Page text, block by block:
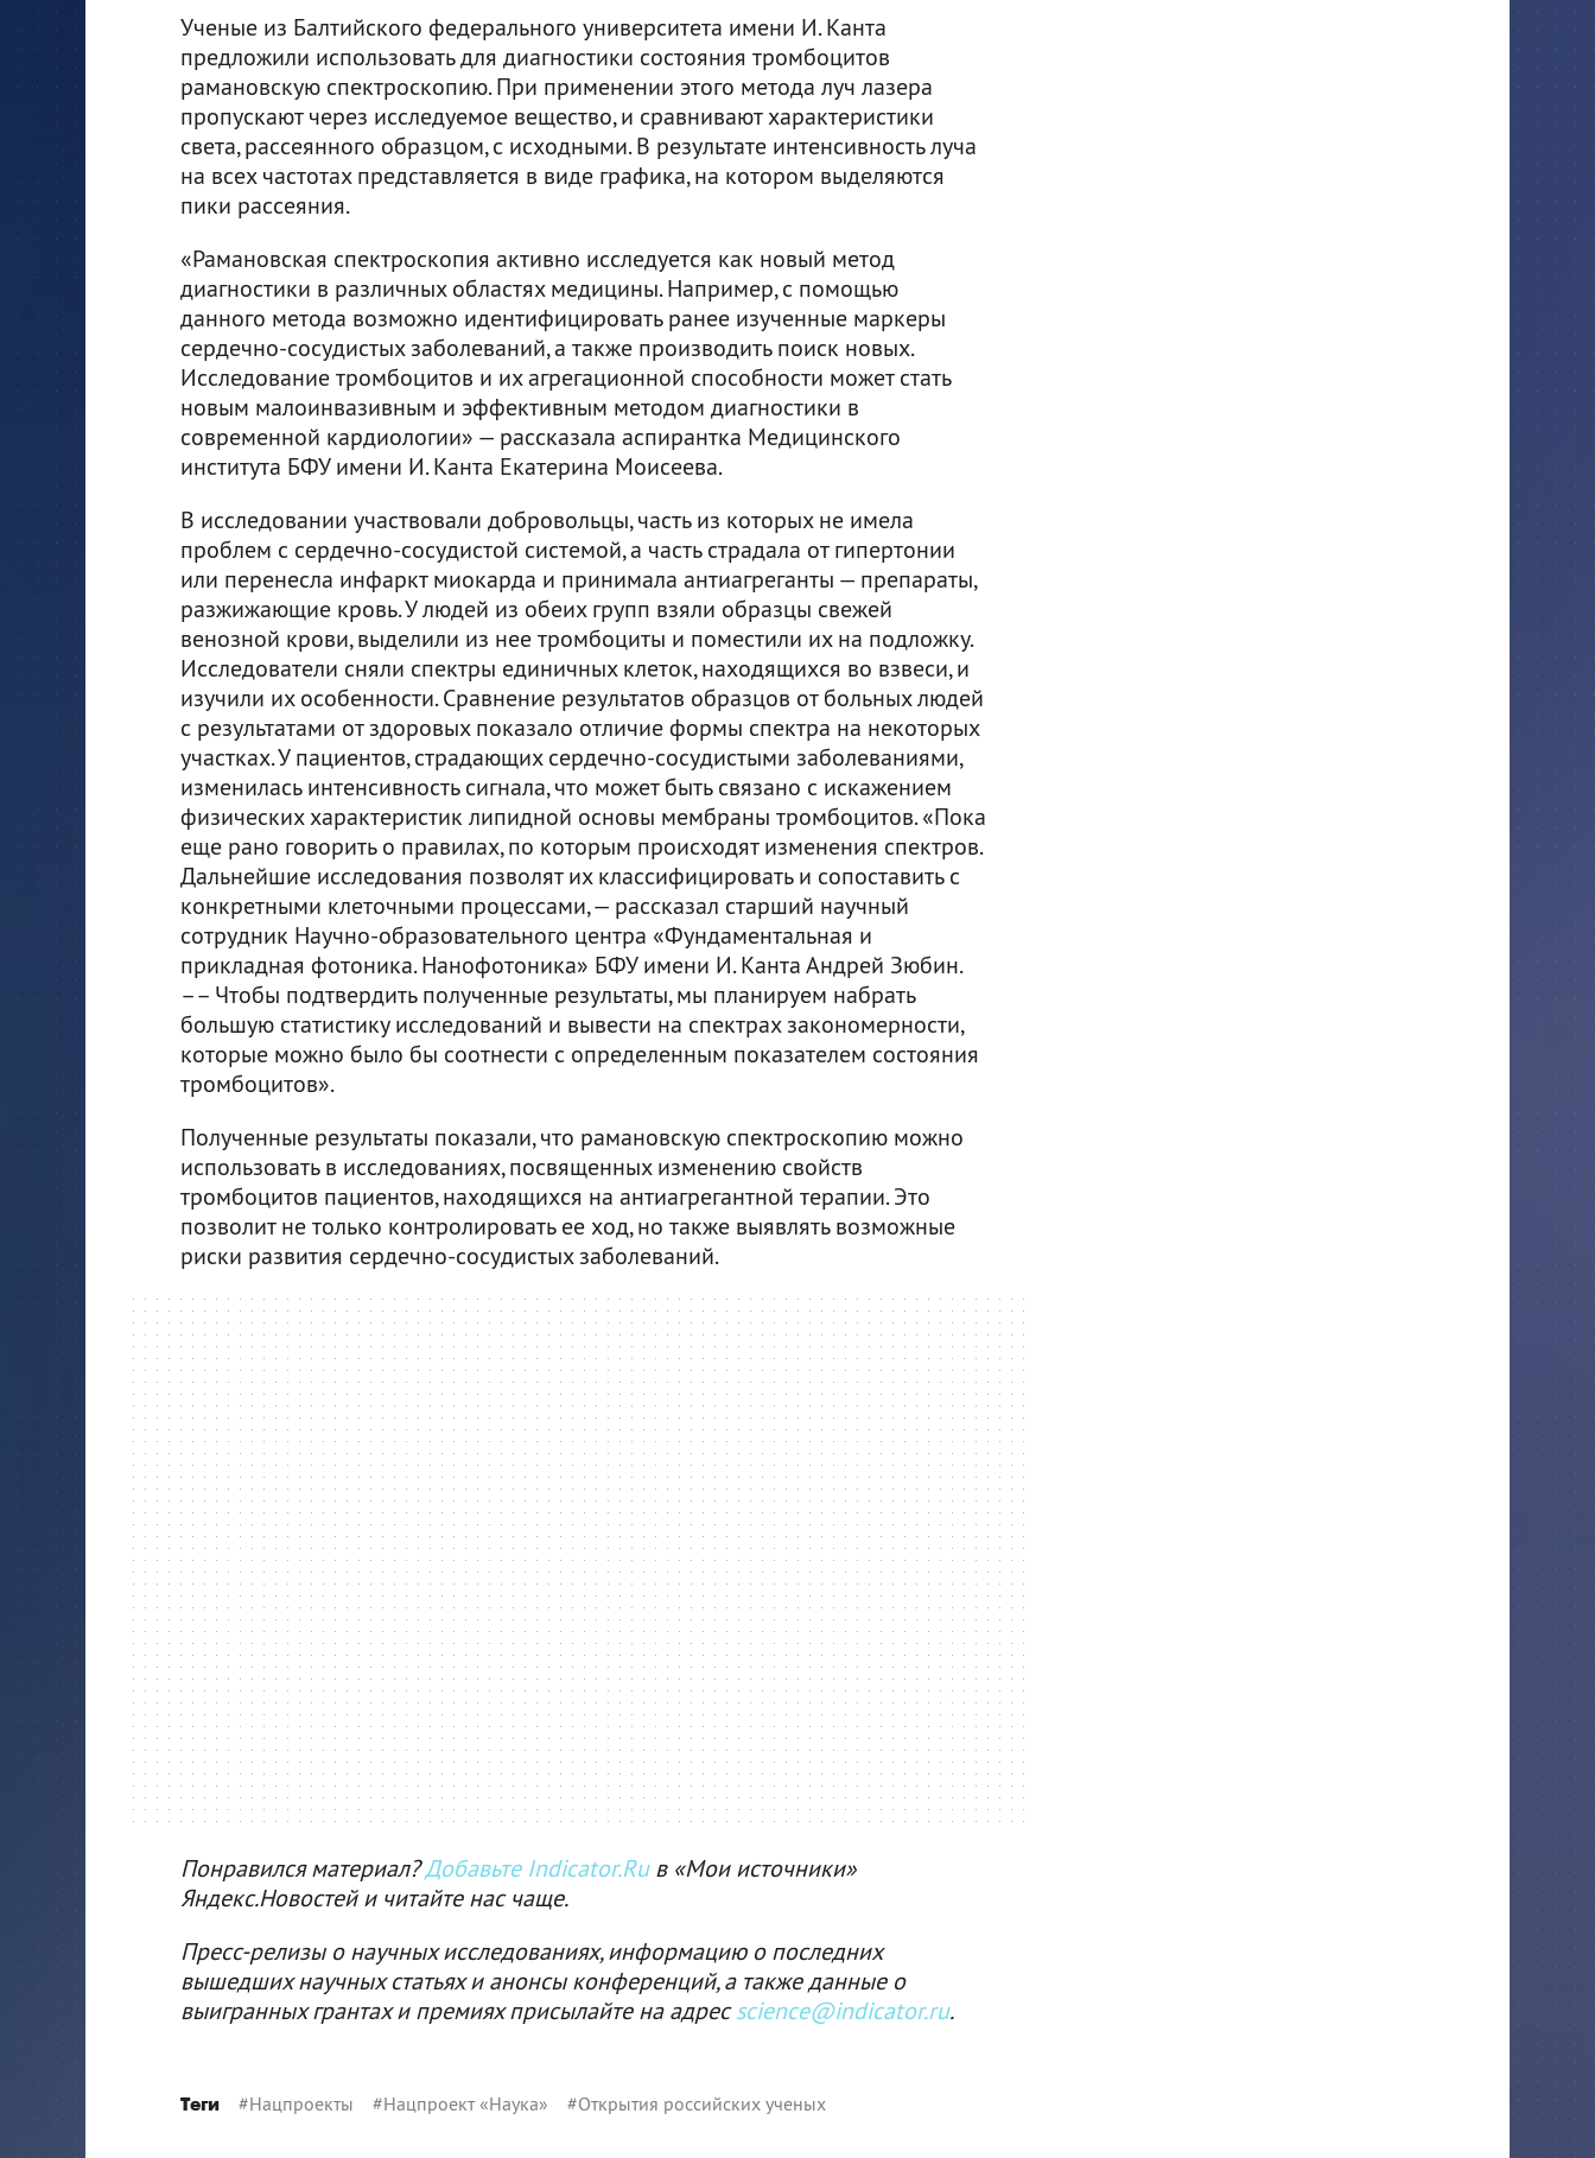
Ученые из Балтийского федерального университета имени И. Канта
предложили использовать для диагностики состояния тромбоцитов
рамановскую спектроскопию. При применении этого метода луч лазера
пропускают через исследуемое вещество, и сравнивают характеристики
света, рассеянного образцом, с исходными. В результате интенсивность луча
на всех частотах представляется в виде графика, на котором выделяются
пики рассеяния.
«Рамановская спектроскопия активно исследуется как новый метод
диагностики в различных областях медицины. Например, с помощью
данного метода возможно идентифицировать ранее изученные маркеры
сердечно-сосудистых заболеваний, а также производить поиск новых.
Исследование тромбоцитов и их агрегационной способности может стать
новым малоинвазивным и эффективным методом диагностики в
современной кардиологии» — рассказала аспирантка Медицинского
института БФУ имени И. Канта Екатерина Моисеева.
В исследовании участвовали добровольцы, часть из которых не имела
проблем с сердечно-сосудистой системой, а часть страдала от гипертонии
или перенесла инфаркт миокарда и принимала антиагреганты — препараты,
разжижающие кровь. У людей из обеих групп взяли образцы свежей
венозной крови, выделили из нее тромбоциты и поместили их на подложку.
Исследователи сняли спектры единичных клеток, находящихся во взвеси, и
изучили их особенности. Сравнение результатов образцов от больных людей
с результатами от здоровых показало отличие формы спектра на некоторых
участках. У пациентов, страдающих сердечно-сосудистыми заболеваниями,
изменилась интенсивность сигнала, что может быть связано с искажением
физических характеристик липидной основы мембраны тромбоцитов. «Пока
еще рано говорить о правилах, по которым происходят изменения спектров.
Дальнейшие исследования позволят их классифицировать и сопоставить с
конкретными клеточными процессами, — рассказал старший научный
сотрудник Научно-образовательного центра «Фундаментальная и
прикладная фотоника. Нанофотоника» БФУ имени И. Канта Андрей Зюбин.
–– Чтобы подтвердить полученные результаты, мы планируем набрать
большую статистику исследований и вывести на спектрах закономерности,
которые можно было бы соотнести с определенным показателем состояния
тромбоцитов».
Полученные результаты показали, что рамановскую спектроскопию можно
использовать в исследованиях, посвященных изменению свойств
тромбоцитов пациентов, находящихся на антиагрегантной терапии. Это
позволит не только контролировать ее ход, но также выявлять возможные
риски развития сердечно-сосудистых заболеваний.
Понравился материал?Добавьте Indicator.Ruв «Мои источники»
Яндекс.Новостей и читайте нас чаще.
Пресс-релизы о научных исследованиях, информацию о последних
вышедших научных статьях и анонсы конференций, а также данные о
выигранных грантах и премиях присылайте на адресscience@indicator.ru.
Теги #Нацпроекты #Нацпроект «Наука» #Открытия российских ученых